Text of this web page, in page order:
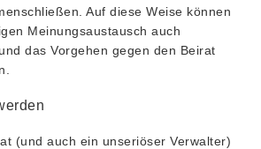
Auf diese Weise können
Meinungsaustausch auch
und das Vorgehen gegen den Beirat
(und auch ein unseriöser Verwalter)